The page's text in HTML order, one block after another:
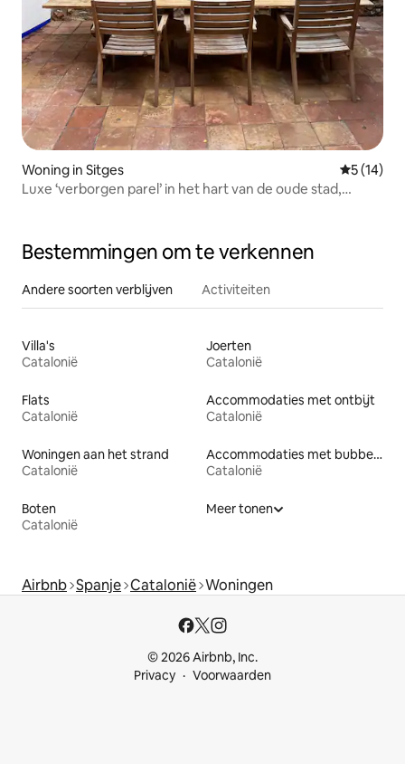
Woning in Sitges
5 (14)
Luxe ‘verborgen parel’ in het hart van de oude stad,
Bestemmingen om te verkennen
Andere soorten verblijven Activiteiten
Villa's
Catalonië
Joerten
Catalonië
Flats
Catalonië
Accommodaties met ontbijt
Catalonië
Woningen aan het strand
Catalonië
Accommodaties met bubbelbad
Catalonië
Boten
Catalonië
Meer tonen
Airbnb Spanje Catalonië Woningen
© 2026 Airbnb, Inc.
Privacy
Voorwaarden